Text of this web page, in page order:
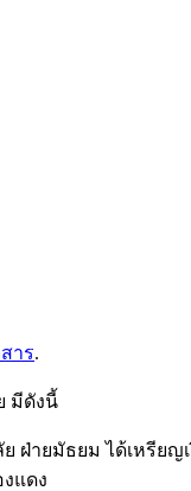
าร.
มีดังนี้
ฝ่ายมัธยม ได้เหรียญ
แดง